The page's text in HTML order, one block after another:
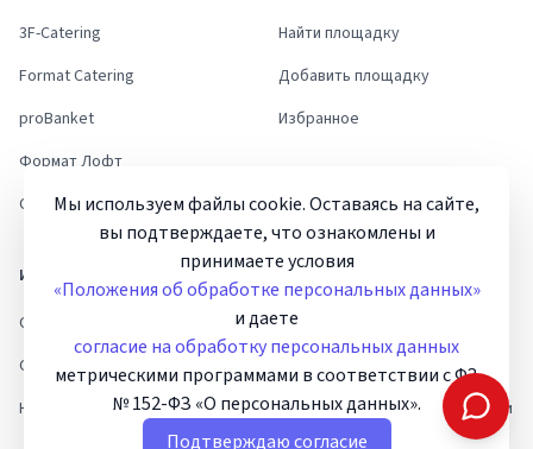
3F-Catering
Format Catering
proBanket
Формат Лофт
Стори Ивент Дом
Найти площадку
Добавить площадку
Избранное
Информация
Статьи и новости
О нас
Контакты
Помощь и документы
Инструкции
Пользовательское соглашение
Политика конфиденциальности
Мы используем файлы cookie. Оставаясь на сайте,
вы подтверждаете, что ознакомлены и
принимаете условия
«Положения об обработке персональных данных»
и даете
согласие на обработку персональных данных
метрическими программами в соответствии с ФЗ
№ 152-ФЗ «О персональных данных».
Подтверждаю согласие